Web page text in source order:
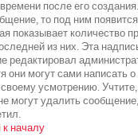
после его
то под ним
показывает количество
из них. Эта
редактировал
они могут сами написать
усмотрению.
могут удалить
к началу